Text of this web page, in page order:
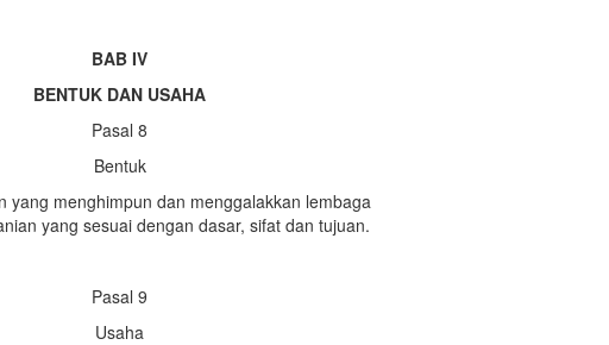
BAB IV
BENTUK DAN USAHA
Pasal 8
Bentuk
yang menghimpun dan menggalakkan lembaga
yang sesuai dengan dasar, sifat dan tujuan.
Pasal 9
Usaha